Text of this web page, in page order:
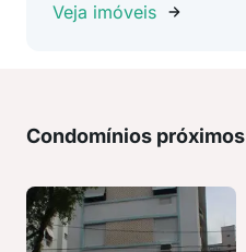
Veja imóveis
Condomínios próximos